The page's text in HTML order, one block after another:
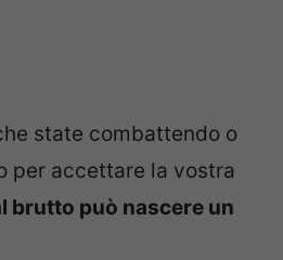
state combattendo o
per accettare la vostra
brutto può nascere un